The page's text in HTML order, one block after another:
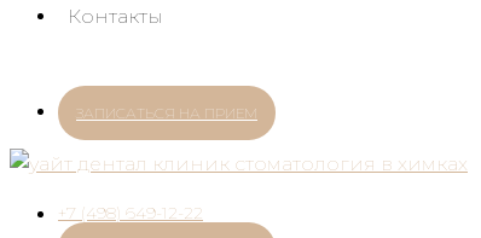
Контакты
ЗАПИСАТЬСЯ НА ПРИЕМ
+7 (498) 649-12-22